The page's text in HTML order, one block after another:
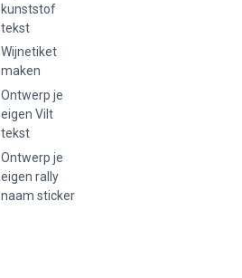
kunststof
tekst
Wijnetiket
maken
Ontwerp je
eigen Vilt
tekst
Ontwerp je
eigen rally
naam sticker